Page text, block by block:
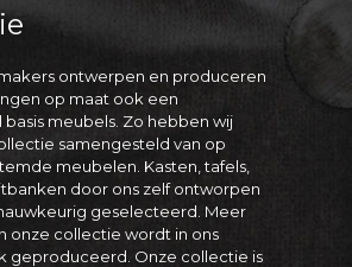
ontwerpen en produceren
op maat ook een
meubels. Zo hebben wij
samengesteld van op
meubelen. Kasten, tafels,
door ons zelf ontworpen
geselecteerd. Meer
onze collectie wordt in ons
geproduceerd. Onze collectie is